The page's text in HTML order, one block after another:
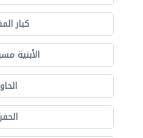
كبار
الأبنية